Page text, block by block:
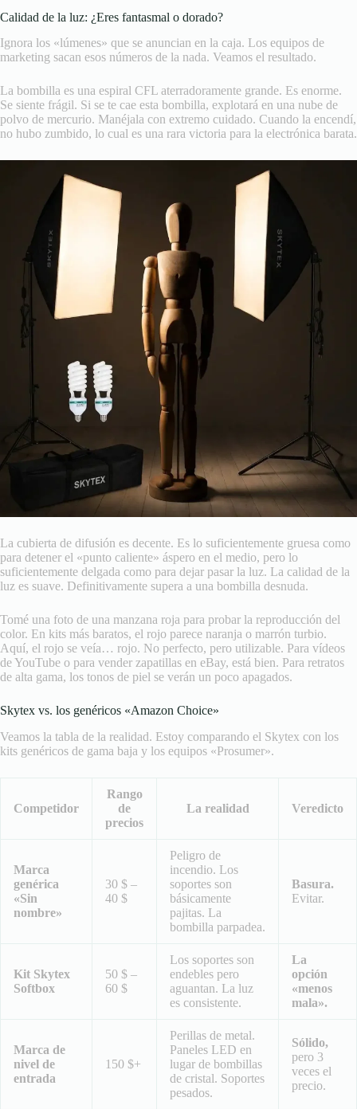
Calidad de la luz: ¿Eres fantasmal o dorado?
Ignora los «lúmenes» que se anuncian en la caja. Los equipos de
marketing sacan esos números de la nada. Veamos el resultado.
La bombilla es una espiral CFL aterradoramente grande. Es enorme.
Se siente frágil. Si se te cae esta bombilla, explotará en una nube de
polvo de mercurio. Manéjala con extremo cuidado. Cuando la encendí,
no hubo zumbido, lo cual es una rara victoria para la electrónica barata.
La cubierta de difusión es decente. Es lo suficientemente gruesa como
para detener el «punto caliente» áspero en el medio, pero lo
suficientemente delgada como para dejar pasar la luz. La calidad de la
luz es suave. Definitivamente supera a una bombilla desnuda.
Tomé una foto de una manzana roja para probar la reproducción del
color. En kits más baratos, el rojo parece naranja o marrón turbio.
Aquí, el rojo se veía… rojo. No perfecto, pero utilizable. Para vídeos
de YouTube o para vender zapatillas en eBay, está bien. Para retratos
de alta gama, los tonos de piel se verán un poco apagados.
Skytex vs. los genéricos «Amazon Choice»
Veamos la tabla de la realidad. Estoy comparando el Skytex con los
kits genéricos de gama baja y los equipos «Prosumer».
Competidor
Rango
de
precios
La realidad Veredicto
Marca
genérica
«Sin
nombre»
30 $ –
40 $
Peligro de
incendio. Los
soportes son
básicamente
pajitas. La
bombilla parpadea.
Basura.
Evitar.
Kit Skytex
Softbox
50 $ –
60 $
Los soportes son
endebles pero
aguantan. La luz
es consistente.
La
opción
«menos
mala».
Marca de
nivel de
entrada
150 $+
Perillas de metal.
Paneles LED en
lugar de bombillas
de cristal. Soportes
pesados.
Sólido,
pero 3
veces el
precio.